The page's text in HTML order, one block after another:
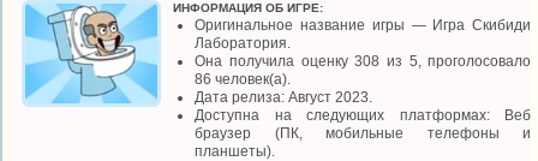
ИНФОРМАЦИЯ ОБ ИГРЕ:
Оригинальное название игры — Игра Скибиди
Лаборатория.
Она получила оценку 308 из 5, проголосовало
86 человек(а).
Дата релиза: Август 2023.
Доступна на следующих платформах: Веб
браузер (ПК, мобильные телефоны и
планшеты).